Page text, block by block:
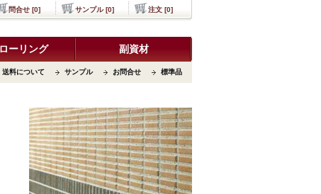
ーリング 副資材
送料について サンプル お問合せ 標準品
問合せ [0] サンプル [0] 注文 [0]